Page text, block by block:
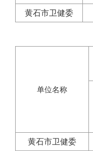
黄石市卫健委
单位名称
黄石市卫健委